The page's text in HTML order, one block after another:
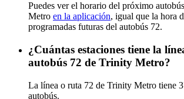
Puedes ver el horario del próximo
Metro en la aplicación, igual que la hora
programadas futuras del autobús 72.
¿Cuántas estaciones tiene la
autobús 72 de Trinity Metro?
La línea o ruta 72 de Trinity Metro tiene
autobús.